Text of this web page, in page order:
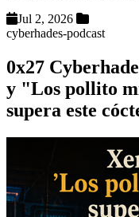
Jul 2, 2026
cyberhades-podcast
0x27
y "Los pollito
supera este